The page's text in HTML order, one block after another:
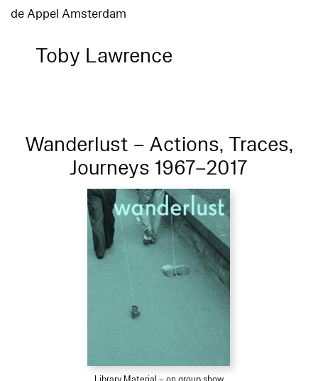
de Appel Amsterdam
Toby Lawrence
Wanderlust – Actions, Traces,
Journeys 1967–2017